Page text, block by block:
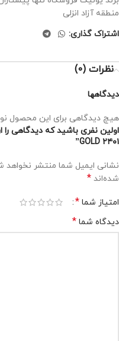
منطقه آزاد انزلی
اشتراک گذاری:
نظرات (0)
دیدگاهها
هیچ دیدگاهی برای این محصول
اولین نفری باشید که دیدگاهی
۲۴۰۱ GOLD”
نشانی ایمیل شما منتشر نخواهد
شده‌اند *
امتیاز شما *
دیدگاه شما *